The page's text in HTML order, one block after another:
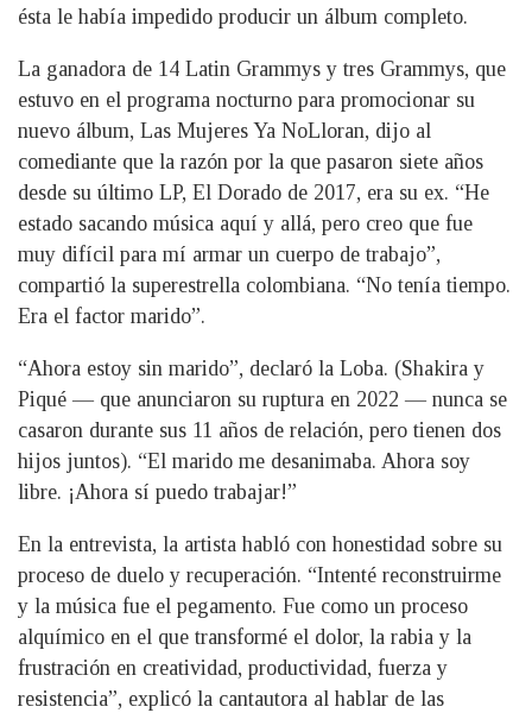
ésta le había impedido producir un álbum completo.
La ganadora de 14 Latin Grammys y tres Grammys, que
estuvo en el programa nocturno para promocionar su
nuevo álbum, Las Mujeres Ya NoLloran, dijo al
comediante que la razón por la que pasaron siete años
desde su último LP, El Dorado de 2017, era su ex. “He
estado sacando música aquí y allá, pero creo que fue
muy difícil para mí armar un cuerpo de trabajo”,
compartió la superestrella colombiana. “No tenía tiempo.
Era el factor marido”.
“Ahora estoy sin marido”, declaró la Loba. (Shakira y
Piqué — que anunciaron su ruptura en 2022 — nunca se
casaron durante sus 11 años de relación, pero tienen dos
hijos juntos). “El marido me desanimaba. Ahora soy
libre. ¡Ahora sí puedo trabajar!”
En la entrevista, la artista habló con honestidad sobre su
proceso de duelo y recuperación. “Intenté reconstruirme
y la música fue el pegamento. Fue como un proceso
alquímico en el que transformé el dolor, la rabia y la
frustración en creatividad, productividad, fuerza y
resistencia”, explicó la cantautora al hablar de las